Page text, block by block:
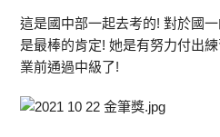
這是國中部一起去考的! 對於國
是最棒的肯定! 她是有努力付出
業前通過中級了!